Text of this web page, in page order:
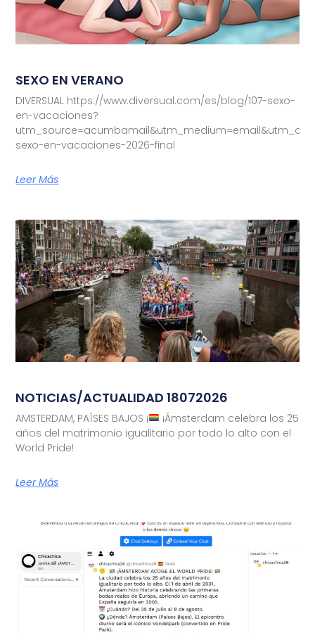
SEXO EN VERANO
DIVERSUAL https://www.diversual.com/es/blog/107-sexo-
en-vacaciones?
sexo-en-vacaciones-2026-final
Leer Más
NOTICIAS/ACTUALIDAD 18072026
AMSTERDAM, PAÍSES BAJOS ¡
¡Ámsterdam celebra los 25
años del matrimonio igualitario por todo lo alto con el
World Pride!
Leer Más